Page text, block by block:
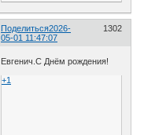
Поделиться 1302
2026-
05-01 11:47:07
Евгенич.С Днём рождения!
+1